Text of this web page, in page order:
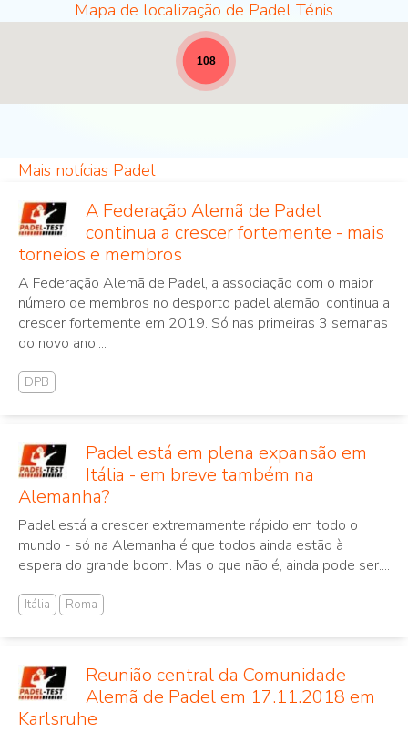
Mapa de localização de Padel Ténis
Locais de Padel - largura total para notícias [19]
108
Mais notícias Padel
A Federação Alemã de Padel
continua a crescer fortemente - mais
torneios e membros
A Federação Alemã de Padel, a associação com o maior
número de membros no desporto padel alemão, continua a
crescer fortemente em 2019. Só nas primeiras 3 semanas
do novo ano,...
DPB
Padel está em plena expansão em
Itália - em breve também na
Alemanha?
Padel está a crescer extremamente rápido em todo o
mundo - só na Alemanha é que todos ainda estão à
espera do grande boom. Mas o que não é, ainda pode ser....
Itália Roma
Reunião central da Comunidade
Alemã de Padel em 17.11.2018 em
Karlsruhe